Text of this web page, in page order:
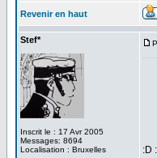
Revenir en haut
Stef*
Inscrit le : 17 Avr 2005
Messages: 8694
Localisation : Bruxelles
:D